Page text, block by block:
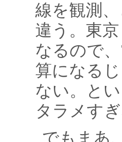
線を観測
違う。東
なるので
算になる
ない。と
タラメす
でもまあ